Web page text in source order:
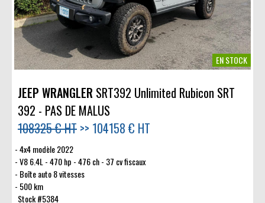
EN STOCK
JEEP WRANGLER SRT392 Unlimited Rubicon SRT
392 - PAS DE MALUS
108325 € HT >> 104158 € HT
4x4 modèle 2022
V8 6.4L - 470 hp - 476 ch - 37 cv fiscaux
Boîte auto 8 vitesses
500 km
Stock #5384